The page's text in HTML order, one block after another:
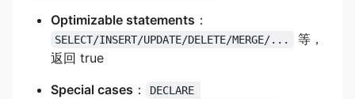
Optimizable statements ：
SELECT/INSERT/UPDATE/DELETE/MERGE/...
等，
返回 true
Special cases ：
DECLARE